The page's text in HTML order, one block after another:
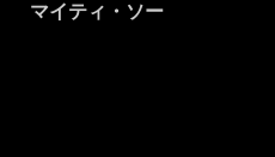
マイティ・ソー